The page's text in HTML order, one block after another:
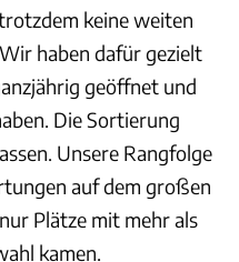
keine weiten
haben dafür gezielt
geöffnet und
Die Sortierung
Unsere Rangfolge
auf dem großen
Plätze mit mehr als
kamen.